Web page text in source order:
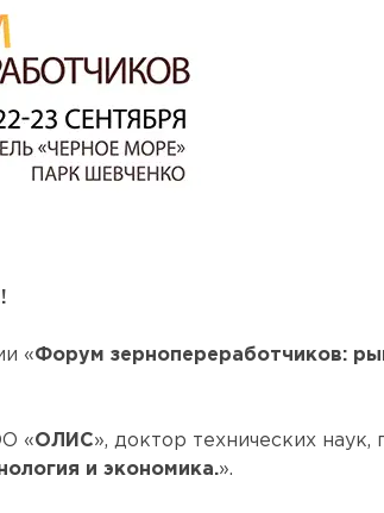
«Форум зернопереработчиков:
«ОЛИС», доктор технических наук,
и экономика.».